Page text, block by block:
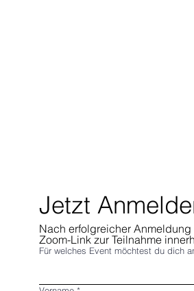
Jetzt
Nach erfolgreicher
Zoom-Link zur Teilnahme
Für welches Event möchtest du dich